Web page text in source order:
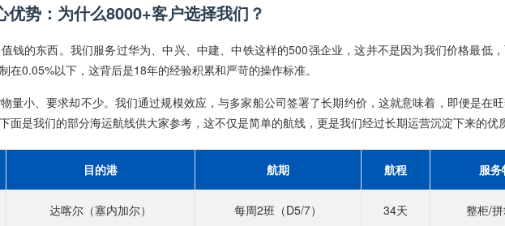
优势：为什么8000+客户选择我们？
钱的东西。我们服务过华为、中兴、中建、中铁这样的500强企业，这并不是因为我们价格最低
在0.05%以下，这背后是18年的经验积累和严苛的操作标准。
量小、要求却不少。我们通过规模效应，与多家船公司签署了长期约价，这就意味着，即便是在
面是我们的部分海运航线供大家参考，这不仅是简单的航线，更是我们经过长期运营沉淀下来的优
目的港 航期 航程 服务
达喀尔（塞内加尔） 每周2班（D5/7） 34天 整柜/